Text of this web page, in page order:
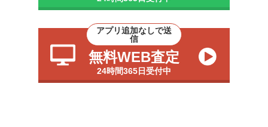
アプリ追加なしで送
信
無料WEB査定
24時間365日受付中